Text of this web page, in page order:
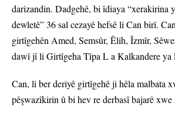
darizandin. Dadgehê, bi îdiaya “xerakirina
dewletê” 36 sal cezayê hefsê li Can birî.
girtîgehên Amed, Semsûr, Êlih, Îzmîr,
dawî jî li Girtîgeha Tîpa L a Kalkandere ya
Can, li ber deriyê girtîgehê ji hêla malbata
pêşwazîkirin û bi hev re derbasî bajarê